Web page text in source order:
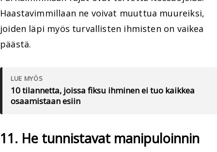
Haastavimmillaan ne voivat muuttua muureiksi,
joiden läpi myös turvallisten ihmisten on vaikea
päästä.
LUE MYÖS
10 tilannetta, joissa fiksu ihminen ei tuo kaikkea
osaamistaan esiin
11. He tunnistavat manipuloinnin